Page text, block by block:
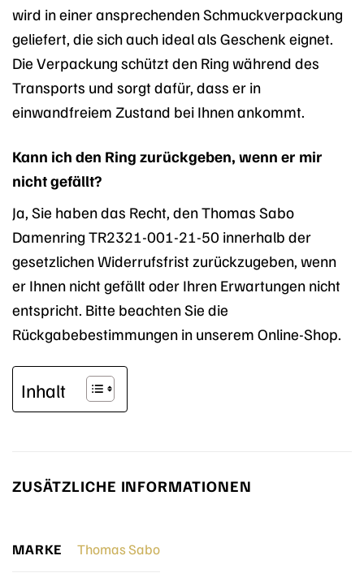
wird in einer ansprechenden Schmuckverpackung
geliefert, die sich auch ideal als Geschenk eignet.
Die Verpackung schützt den Ring während des
Transports und sorgt dafür, dass er in
einwandfreiem Zustand bei Ihnen ankommt.
Kann ich den Ring zurückgeben, wenn er mir
nicht gefällt?
Ja, Sie haben das Recht, den Thomas Sabo
Damenring TR2321-001-21-50 innerhalb der
gesetzlichen Widerrufsfrist zurückzugeben, wenn
er Ihnen nicht gefällt oder Ihren Erwartungen nicht
entspricht. Bitte beachten Sie die
Rückgabebestimmungen in unserem Online-Shop.
Inhalt
ZUSÄTZLICHE INFORMATIONEN
MARKE Thomas Sabo